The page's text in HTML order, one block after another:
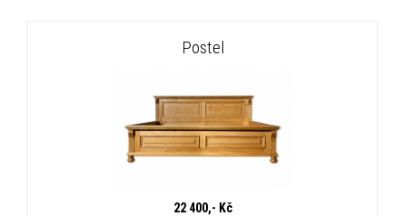
Postel
22 400,- Kč